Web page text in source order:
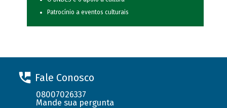
Patrocínio a eventos culturais
Fale Conosco
08007026337
Mande sua pergunta